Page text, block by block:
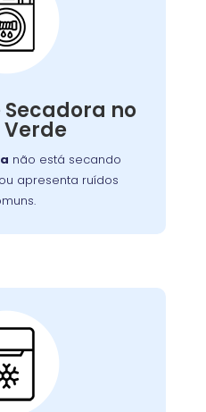
no
não está secando
apresenta ruídos
Secadora:
garantindo o
do aparelho.
Freezer: